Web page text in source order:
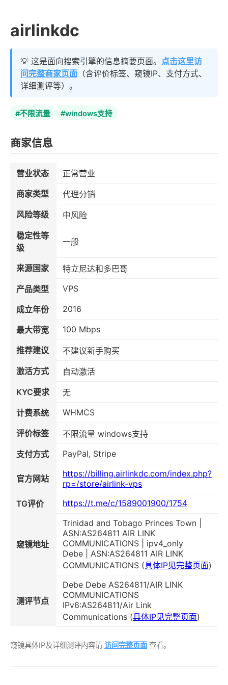
airlinkdc
💡 这是面向搜索引擎的信息摘要页面。 点击这里访
问完整商家页面 （含评价标签、窥镜IP、支付方式、
详细测评等）。
#不限流量 #windows支持
商家信息
营业状态
正常营业
商家类型
代理分销
风险等级
中风险
稳定性等
级
一般
来源国家
特立尼达和多巴哥
产品类型
VPS
成立年份 2016
最大带宽 100 Mbps
推荐建议
不建议新手购买
激活方式
自动激活
KYC要求
无
计费系统
WHMCS
评价标签
不限流量 windows支持
支付方式
PayPal, Stripe
官方网站
https://billing.airlinkdc.com/index.php?
rp=/store/airlink-vps
TG评价
https://t.me/c/1589001900/1754
窥镜地址
Trinidad and Tobago Princes Town |
ASN:AS264811 AIR LINK
COMMUNICATIONS | ipv4_only
Debe | ASN:AS264811 AIR LINK
COMMUNICATIONS (具体IP见完整页面)
测评节点
Debe Debe AS264811/AIR LINK
COMMUNICATIONS
IPv6:AS264811/Air Link
Communications (具体IP见完整页面)
窥镜具体IP及详细测评内容请 访问完整页面查看。